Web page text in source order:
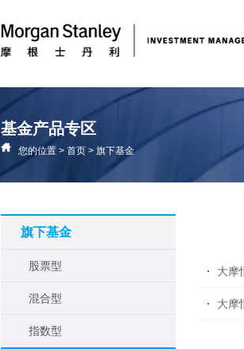
基金产品专区
您的位置 > 首页 > 旗下基金
旗下基金
股票型
混合型
指数型
大摩
大摩